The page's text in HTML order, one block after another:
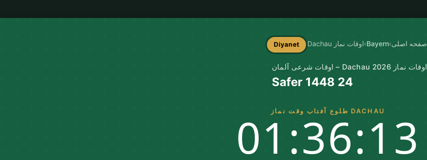
صفحه اصلی›
Bayern
›اوقات نماز Dachau Diyanet
اوقات نماز Dachau 2026 – اوقات شرعی آلمان
24 Safer 1448
DACHAU طلوع آفتاب وقت نماز
01:36:12